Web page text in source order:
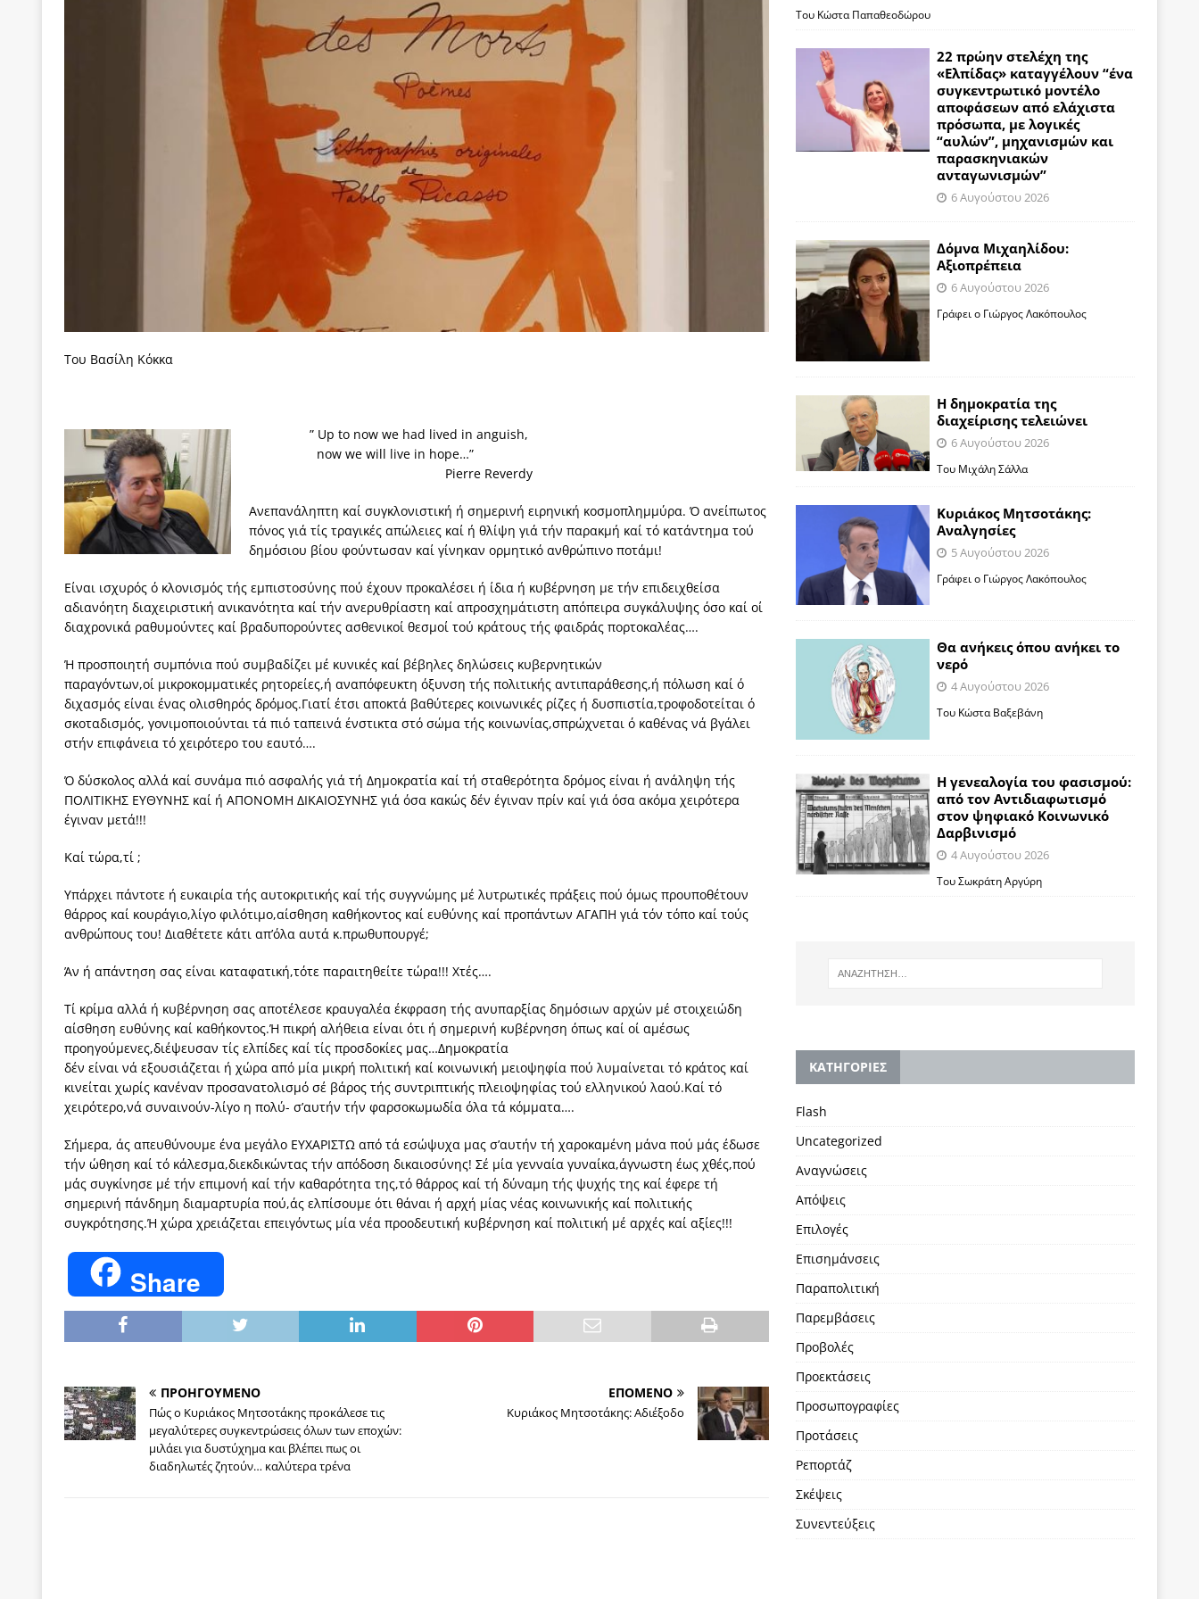
[ 22 Μαΐου 2020 ]
Μακάριος Λαζαρίδης: Έργο!
ΠΡΟΣΩΠΟΓΡΑΦΙΕΣ
Το μεγάλο «ριφιφί» του Ταμείου Ανάκαμψης: Κυβερνητική απληστία και αντιπολιτευτική αφασία
[ 6 Αυγούστου 2026 ]
22 πρώην στελέχη της «Ελπίδας» καταγγέλουν “ένα συγκεντρωτικό μοντέλο αποφάσεων από
ελάχιστα πρόσωπα, με λογικές “αυλών”, μηχανισμών και παρασκηνιακών ανταγωνισμών”
ΣΚΕΨΕΙΣ
[ 6 Αυγούστου 2026 ]
Δόμνα Μιχαηλίδου: Αξιοπρέπεια
ΠΡΟΒΟΛΕΣ
[ 6 Αυγούστου 2026 ]
Η δημοκρατία της διαχείρισης τελειώνει
ΠΑΡΕΜΒΑΣΕΙΣ
[ 5 Αυγούστου 2026 ]
Κυριάκος Μητσοτάκης: Αναλγησίες
Θα ανήκεις όπου ανήκει το νερό
ΑΝΑΓΝΩΣΕΙΣ
Η γενεαλογία του φασισμού: από τον Αντιδιαφωτισμό στον ψηφιακό Κοινωνικό Δαρβινισμό
[ 4 Αυγούστου 2026 ]
[ 4 Αυγούστου 2026 ]
Tηλεοπτικοί “Mega-Fiers”…
ΑΠΟΨΕΙΣ
[ 4 Αυγούστου 2026 ]
ΠΡΟΒΟΛΕΣ
[ 4 Αυγούστου 2026 ] Ο Ιωάννης Μεταξάς και η 4η Αυγούστου: Πώς ένας αποτυχημένος κοινοβουλευτικός έγινε
δικτάτορας
ΕΠΙΛΟΓΕΣ
[ 3 Αυγούστου 2026 ]
ΠΑΣΟΚ ή ΕΛ.ΑΣ.; Γιατί η μάχη της δεύτερης θέσης είναι (πολύ) ανοιχτή ακόμη. Προς αναμέτρηση
των δύο κομμάτων και όχι Ανδρουλάκη -Τσίπρα.
ΑΠΟΨΕΙΣ
Toυ Βασίλη Κόκκα
” Up to now we had lived in anguish,
now we will live in hope…”
Pierre Reverdy
Ανεπανάληπτη καί συγκλονιστική ή σημερινή ειρηνική κοσμοπλημμύρα. Ό ανείπωτος
πόνος γιά τίς τραγικές απώλειες καί ή θλίψη γιά τήν παρακμή καί τό κατάντημα τού
δημόσιου βίου φούντωσαν καί γίνηκαν ορμητικό ανθρώπινο ποτάμι!
Είναι ισχυρός ό κλονισμός τής εμπιστοσύνης πού έχουν προκαλέσει ή ίδια ή κυβέρνηση με τήν επιδειχθείσα
αδιανόητη διαχειριστική ανικανότητα καί τήν ανερυθρίαστη καί απροσχημάτιστη απόπειρα συγκάλυψης όσο καί οί
διαχρονικά ραθυμούντες καί βραδυπορούντες ασθενικοί θεσμοί τού κράτους τής φαιδράς πορτοκαλέας….
Ή προσποιητή συμπόνια πού συμβαδίζει μέ κυνικές καί βέβηλες δηλώσεις κυβερνητικών
παραγόντων,οί μικροκομματικές ρητορείες,ή αναπόφευκτη όξυνση τής πολιτικής αντιπαράθεσης,ή πόλωση καί ό
διχασμός είναι ένας ολισθηρός δρόμος.Γιατί έτσι αποκτά βαθύτερες κοινωνικές ρίζες ή δυσπιστία,τροφοδοτείται ό
σκοταδισμός, γονιμοποιούνται τά πιό ταπεινά ένστικτα στό σώμα τής κοινωνίας,σπρώχνεται ό καθένας νά βγάλει
στήν επιφάνεια τό χειρότερο του εαυτό….
Ό δύσκολος αλλά καί συνάμα πιό ασφαλής γιά τή Δημοκρατία καί τή σταθερότητα δρόμος είναι ή ανάληψη τής
ΠΟΛΙΤΙΚΗΣ ΕΥΘΥΝΗΣ καί ή ΑΠΟΝΟΜΗ ΔΙΚΑΙΟΣΥΝΗΣ γιά όσα κακώς δέν έγιναν πρίν καί γιά όσα ακόμα χειρότερα
έγιναν μετά!!!
Καί τώρα,τί ;
Υπάρχει πάντοτε ή ευκαιρία τής αυτοκριτικής καί τής συγγνώμης μέ λυτρωτικές πράξεις πού όμως προυποθέτουν
θάρρος καί κουράγιο,λίγο φιλότιμο,αίσθηση καθήκοντος καί ευθύνης καί προπάντων ΑΓΑΠΗ γιά τόν τόπο καί τούς
ανθρώπους του! Διαθέτετε κάτι απ’όλα αυτά κ.πρωθυπουργέ;
Άν ή απάντηση σας είναι καταφατική,τότε παραιτηθείτε τώρα!!! Χτές….
Τί κρίμα αλλά ή κυβέρνηση σας αποτέλεσε κραυγαλέα έκφραση τής ανυπαρξίας δημόσιων αρχών μέ στοιχειώδη
αίσθηση ευθύνης καί καθήκοντος.Ή πικρή αλήθεια είναι ότι ή σημερινή κυβέρνηση όπως καί οί αμέσως
προηγούμενες,διέψευσαν τίς ελπίδες καί τίς προσδοκίες μας…Δημοκρατία
δέν είναι νά εξουσιάζεται ή χώρα από μία μικρή πολιτική καί κοινωνική μειοψηφία πού λυμαίνεται τό κράτος καί
κινείται χωρίς κανέναν προσανατολισμό σέ βάρος τής συντριπτικής πλειοψηφίας τού ελληνικού λαού.Καί τό
χειρότερο,νά συναινούν-λίγο η πολύ- σ’αυτήν τήν φαρσοκωμωδία όλα τά κόμματα….
Σήμερα, άς απευθύνουμε ένα μεγάλο ΕΥΧΑΡΙΣΤΩ από τά εσώψυχα μας σ’αυτήν τή χαροκαμένη μάνα πού μάς έδωσε
τήν ώθηση καί τό κάλεσμα,διεκδικώντας τήν απόδοση δικαιοσύνης! Σέ μία γενναία γυναίκα,άγνωστη έως χθές,πού
μάς συγκίνησε μέ τήν επιμονή καί τήν καθαρότητα της,τό θάρρος καί τή δύναμη τής ψυχής της καί έφερε τή
σημερινή πάνδημη διαμαρτυρία πού,άς ελπίσουμε ότι θάναι ή αρχή μίας νέας κοινωνικής καί πολιτικής
συγκρότησης.Ή χώρα χρειάζεται επειγόντως μία νέα προοδευτική κυβέρνηση καί πολιτική μέ αρχές καί αξίες!!!
Share
ΠΡΟΗΓΟΥΜΕΝΟ
Πώς ο Κυριάκος Μητσοτάκης προκάλεσε τις
μεγαλύτερες συγκεντρώσεις όλων των εποχών:
μιλάει για δυστύχημα και βλέπει πως οι
διαδηλωτές ζητούν… καλύτερα τρένα
ΕΠΟΜΕΝΟ
Κυριάκος Μητσοτάκης: Αδιέξοδο
Του Κώστα Παπαθεοδώρου
22 πρώην στελέχη της
«Ελπίδας» καταγγέλουν “ένα
συγκεντρωτικό μοντέλο
αποφάσεων από ελάχιστα
πρόσωπα, με λογικές
“αυλών”, μηχανισμών και
παρασκηνιακών
ανταγωνισμών”
6 Αυγούστου 2026
Δόμνα Μιχαηλίδου:
Αξιοπρέπεια
6 Αυγούστου 2026
Γράφει ο Γιώργος Λακόπουλος
Η δημοκρατία της
διαχείρισης τελειώνει
6 Αυγούστου 2026
Του Μιχάλη Σάλλα
Κυριάκος Μητσοτάκης:
Αναλγησίες
5 Αυγούστου 2026
Γράφει ο Γιώργος Λακόπουλος
Θα ανήκεις όπου ανήκει το
νερό
4 Αυγούστου 2026
Του Κώστα Βαξεβάνη
Η γενεαλογία του φασισμού:
από τον Αντιδιαφωτισμό
στον ψηφιακό Κοινωνικό
Δαρβινισμό
4 Αυγούστου 2026
Του Σωκράτη Αργύρη
KΑΤΗΓΟΡΙΕΣ
Flash
Uncategorized
Αναγνώσεις
Απόψεις
Επιλογές
Επισημάνσεις
Παραπολιτική
Παρεμβάσεις
Προβολές
Προεκτάσεις
Προσωπογραφίες
Προτάσεις
Ρεπορτάζ
Σκέψεις
Συνεντεύξεις